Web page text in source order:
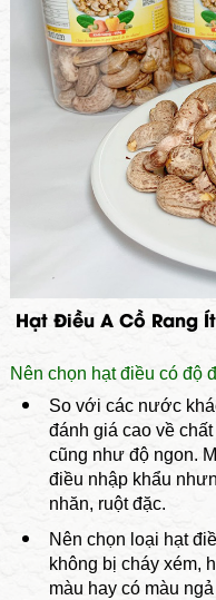
Hạt Điều A Cồ Rang
Nên chọn hạt điều có độ
So với các nước
đánh giá cao về
cũng như độ ngon.
điều nhập khẩu
nhăn, ruột đặc.
Nên chọn loại hạt
không bị cháy xém,
màu hay có màu